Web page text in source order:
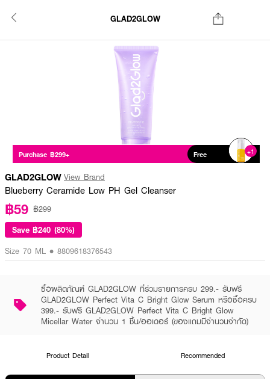
GLAD2GLOW
Purchase ฿299+ Free +1
GLAD2GLOW View Brand
Blueberry Ceramide Low PH Gel Cleanser
฿59 ฿299
Save ฿240 (80%)
Size 70 ML • 8809618376543
ซื้อผลิตภัณฑ์ GLAD2GLOW ที่ร่วมรายการครบ 299.- รับฟรี
GLAD2GLOW Perfect Vita C Bright Glow Serum หรือซื้อครบ
399.- รับฟรี GLAD2GLOW Perfect Vita C Bright Glow
Micellar Water จำนวน 1 ชิ้น/ออเดอร์ (ของแถมมีจำนวนจำกัด)
Product Detail Recommended